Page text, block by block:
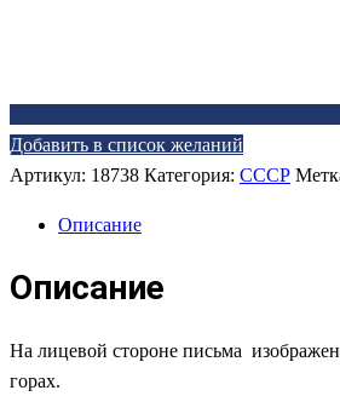
Добавить в список желаний
Артикул: 18738 Категория: СССР
Описание
Описание
На лицевой стороне письма
горах.